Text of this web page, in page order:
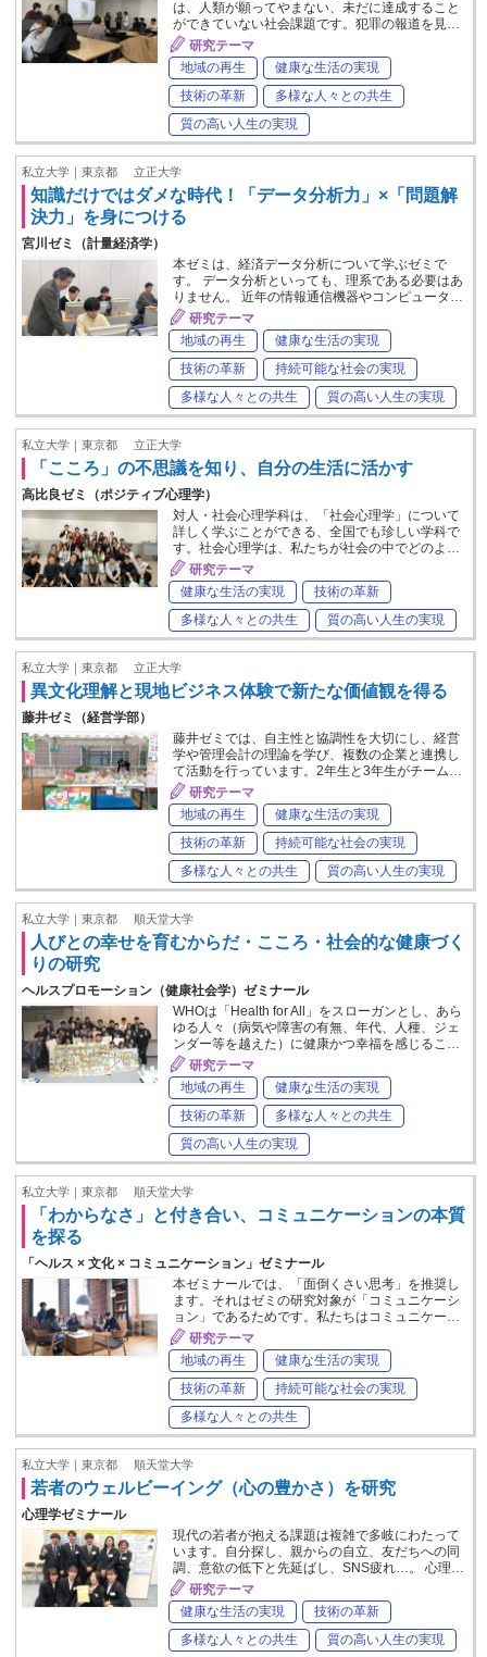
は、人類が願ってやまない、未だに達成すること
ができていない社会課題です。犯罪の報道を見…
研究テーマ
地域の再生
健康な生活の実現
技術の革新
多様な人々との共生
質の高い人生の実現
私立大学｜東京都 立正大学
知識だけではダメな時代！「データ分析力」×「問題解
決力」を身につける
宮川ゼミ（計量経済学）
本ゼミは、経済データ分析について学ぶゼミで
す。 データ分析といっても、理系である必要はあ
りません。 近年の情報通信機器やコンピュータ…
研究テーマ
地域の再生
健康な生活の実現
技術の革新
持続可能な社会の実現
多様な人々との共生
質の高い人生の実現
私立大学｜東京都 立正大学
「こころ」の不思議を知り、自分の生活に活かす
高比良ゼミ（ポジティブ心理学）
対人・社会心理学科は、「社会心理学」について
詳しく学ぶことができる、全国でも珍しい学科で
す。社会心理学は、私たちが社会の中でどのよ…
研究テーマ
健康な生活の実現
技術の革新
多様な人々との共生
質の高い人生の実現
私立大学｜東京都 立正大学
異文化理解と現地ビジネス体験で新たな価値観を得る
藤井ゼミ（経営学部）
藤井ゼミでは、自主性と協調性を大切にし、経営
学や管理会計の理論を学び、複数の企業と連携し
て活動を行っています。2年生と3年生がチーム…
研究テーマ
地域の再生
健康な生活の実現
技術の革新
持続可能な社会の実現
多様な人々との共生
質の高い人生の実現
私立大学｜東京都 順天堂大学
人びとの幸せを育むからだ・こころ・社会的な健康づく
りの研究
ヘルスプロモーション（健康社会学）ゼミナール
WHOは「Health for All」をスローガンとし、あら
ゆる人々（病気や障害の有無、年代、人種、ジェ
ンダー等を越えた）に健康かつ幸福を感じるこ…
研究テーマ
地域の再生
健康な生活の実現
技術の革新
多様な人々との共生
質の高い人生の実現
私立大学｜東京都 順天堂大学
「わからなさ」と付き合い、コミュニケーションの本質
を探る
「ヘルス × 文化 × コミュニケーション」ゼミナール
本ゼミナールでは、「面倒くさい思考」を推奨し
ます。それはゼミの研究対象が「コミュニケーシ
ョン」であるためです。私たちはコミュニケー…
研究テーマ
地域の再生
健康な生活の実現
技術の革新
持続可能な社会の実現
多様な人々との共生
私立大学｜東京都 順天堂大学
若者のウェルビーイング（心の豊かさ）を研究
心理学ゼミナール
現代の若者が抱える課題は複雑で多岐にわたって
います。自分探し、親からの自立、友だちへの同
調、意欲の低下と先延ばし、SNS疲れ…。 心理…
研究テーマ
健康な生活の実現
技術の革新
多様な人々との共生
質の高い人生の実現